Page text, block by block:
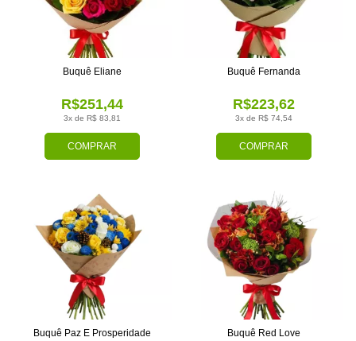
COMPRAR
3x de R$ 83,81
R$251,44
Buquê Eliane
COMPRAR
3x de R$ 74,54
R$223,62
Buquê Fernanda
Buquê Paz E Prosperidade Buquê Red Love